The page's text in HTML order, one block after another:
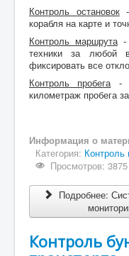
Контроль остановок-
корабля на карте и
Контроль маршрута-
техники за любой
фиксировать все
Контроль пробега -
километраж пробега
Информация о
Категория: Контроль
Просмотров: 3875
Подробнее:
Контроль